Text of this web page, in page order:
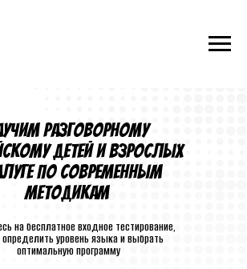
разговорному
детей и взрослых
по современным
методикам
на бесплатное входное тестирование,
уровень языка и выбрать
оптимальную программу